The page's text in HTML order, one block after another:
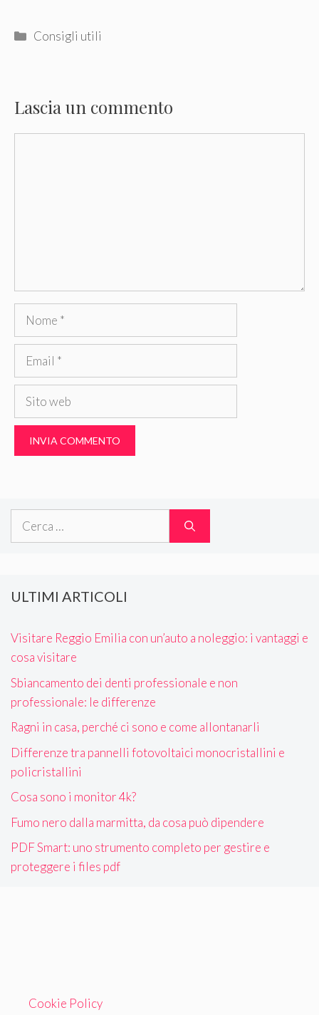
Categorie
Consigli utili
Lascia un commento
Nome
Email
Sito
Ricerca
ULTIMI ARTICOLI
Visitare Reggio Emilia con un’auto a noleggio: i vantaggi e
cosa visitare
Sbiancamento dei denti professionale e non
professionale: le differenze
Ragni in casa, perché ci sono e come allontanarli
Differenze tra pannelli fotovoltaici monocristallini e
policristallini
Cosa sono i monitor 4k?
Fumo nero dalla marmitta, da cosa può dipendere
PDF Smart: uno strumento completo per gestire e
proteggere i files pdf
Cookie Policy